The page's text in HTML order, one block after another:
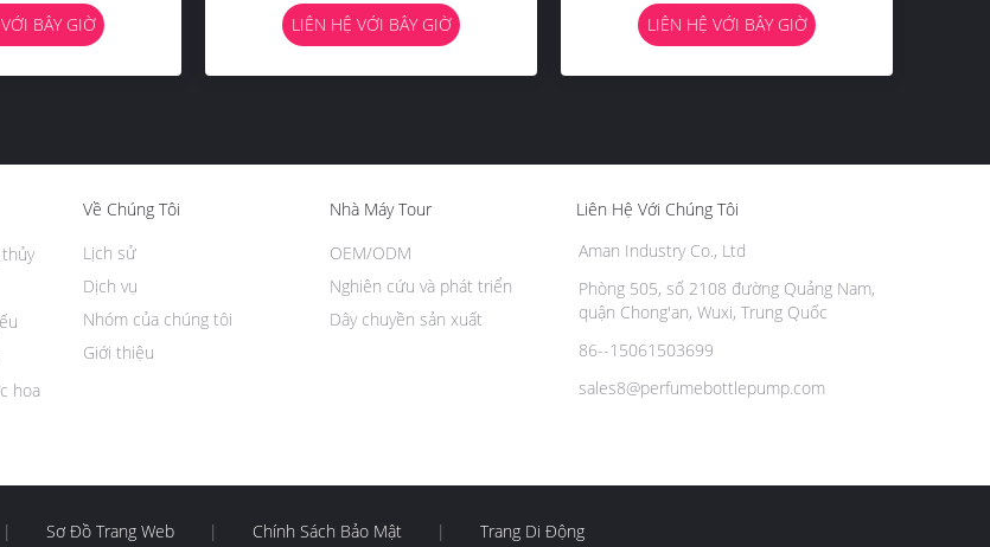
Tròn BÂY GIỜ
Suốt Bao Bì PETG Vai Tròn
LIÊN HỆ VỚI BÂY GIỜ
50g Cream Bottle Ergonomic
Design
LIÊN HỆ VỚI BÂY GIỜ
hoa
Về Chúng Tôi
Giới thiệu
Lịch sử
Dịch vụ
Nhóm của chúng tôi
Nhà Máy Tour
Dây chuyền sản xuất
OEM/ODM
Nghiên cứu và phát triển
Liên Hệ Với Chúng Tôi
Aman Industry Co., Ltd
Phòng 505, số 2108 đường Quảng Nam,
quận Chong'an, Wuxi, Trung Quốc
86--15061503699
sales8@perfumebottlepump.com
| Sơ Đồ Trang Web | Chính Sách Bảo Mật | Trang Di Động